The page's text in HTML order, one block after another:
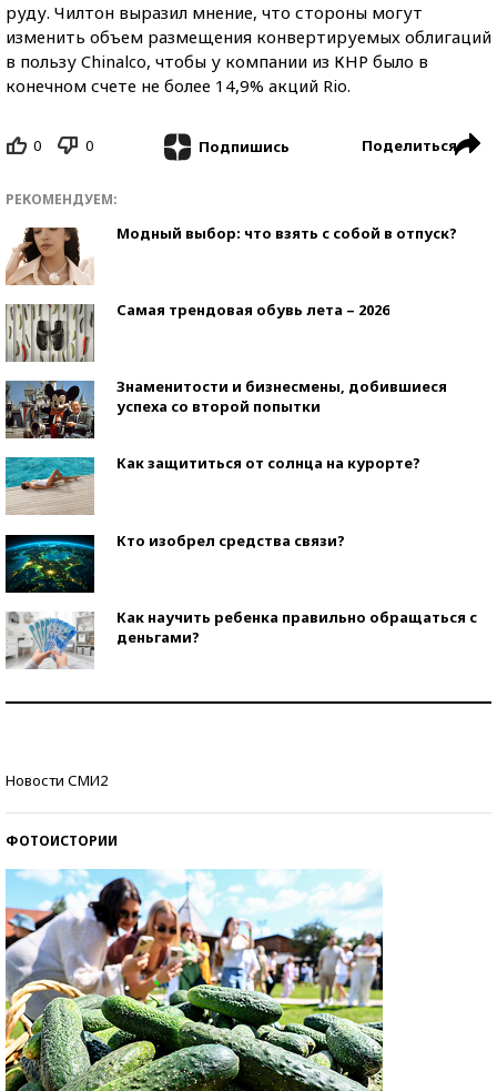
руду. Чилтон выразил мнение, что стороны могут
изменить объем размещения конвертируемых облигаций
в пользу Chinalco, чтобы у компании из КНР было в
конечном счете не более 14,9% акций Rio.
0 0 Подпишись Поделиться
РЕКОМЕНДУЕМ:
Модный выбор: что взять с собой в отпуск?
Самая трендовая обувь лета – 2026
Знаменитости и бизнесмены, добившиеся
успеха со второй попытки
Как защититься от солнца на курорте?
Кто изобрел средства связи?
Как научить ребенка правильно обращаться с
деньгами?
Новости СМИ2
ФОТОИСТОРИИ